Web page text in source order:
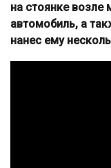
на стоянке возле
автомобиль, а
нанес ему